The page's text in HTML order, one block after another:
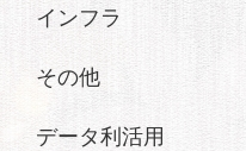
インフラ
その他
データ利活用